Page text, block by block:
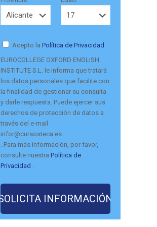
Acepto la Política de Privacidad
EUROCOLLEGE OXFORD ENGLISH
INSTITUTE S.L. le informa que tratará
los datos personales que facilite con
la finalidad de gestionar su consulta
y darle respuesta. Puede ejercer sus
derechos de protección de datos a
través del e-mail
infor@cursosteca.es.
. Para más información, por favor,
consulte nuestraPolítica de
Privacidad